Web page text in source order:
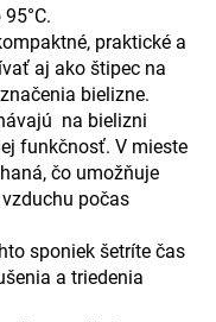
praktické a
aj ako štipec na
bielizne.
na bielizni
funkčnosť. V mieste
čo umožňuje
počas
sponiek šetríte čas
a triedenia